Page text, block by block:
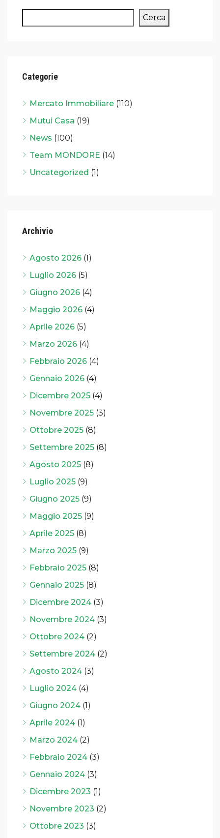
Cerca
Categorie
Mercato Immobiliare (110)
Mutui Casa (19)
News (100)
Team MONDORE (14)
Uncategorized (1)
Archivio
Agosto 2026 (1)
Luglio 2026 (5)
Giugno 2026 (4)
Maggio 2026 (4)
Aprile 2026 (5)
Marzo 2026 (4)
Febbraio 2026 (4)
Gennaio 2026 (4)
Dicembre 2025 (4)
Novembre 2025 (3)
Ottobre 2025 (8)
Settembre 2025 (8)
Agosto 2025 (8)
Luglio 2025 (9)
Giugno 2025 (9)
Maggio 2025 (9)
Aprile 2025 (8)
Marzo 2025 (9)
Febbraio 2025 (8)
Gennaio 2025 (8)
Dicembre 2024 (3)
Novembre 2024 (3)
Ottobre 2024 (2)
Settembre 2024 (2)
Agosto 2024 (3)
Luglio 2024 (4)
Giugno 2024 (1)
Aprile 2024 (1)
Marzo 2024 (2)
Febbraio 2024 (3)
Gennaio 2024 (3)
Dicembre 2023 (1)
Novembre 2023 (2)
Ottobre 2023 (3)